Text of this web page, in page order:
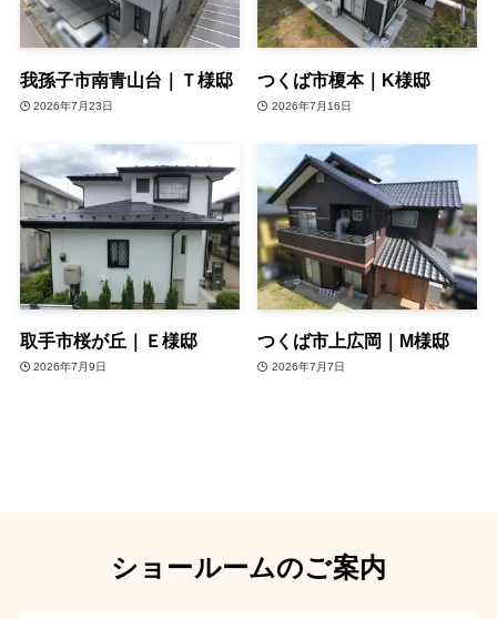
我孫子市南青山台｜Ｔ様邸
2026年7月23日
つくば市榎本｜K様邸
2026年7月16日
取手市桜が丘｜Ｅ様邸
2026年7月9日
つくば市上広岡｜M様邸
2026年7月7日
ショールームのご案内